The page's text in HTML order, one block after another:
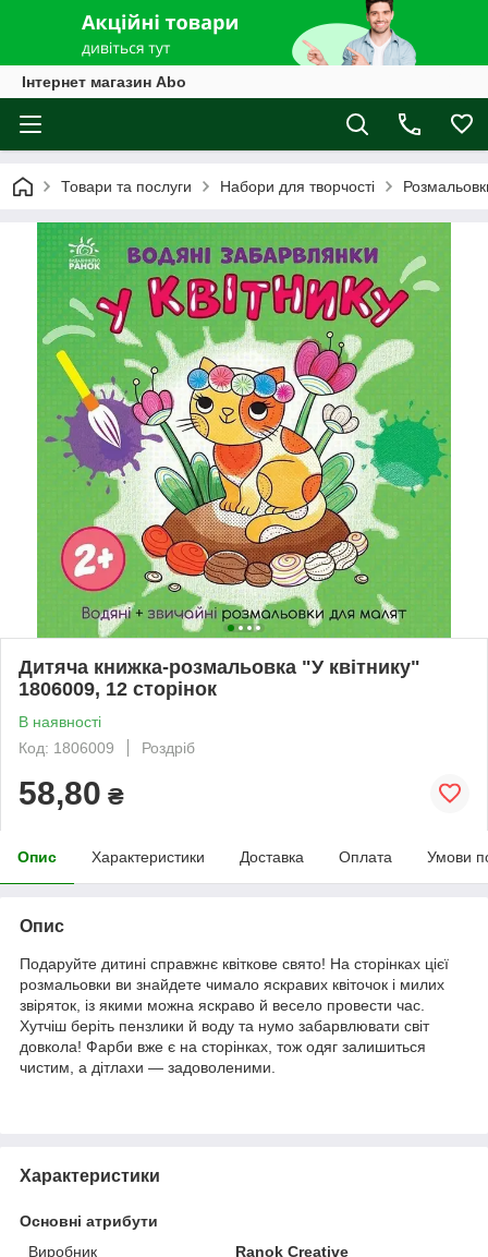
Інтернет магазин Abo
Товари та послуги Набори для творчості
Дитяча книжка-розмальовка "У квітнику"
1806009, 12 сторінок
В наявності
Код: 1806009
Роздріб
58,80 ₴
Опис Характеристики Доставка Оплата Умови
Опис
Подаруйте дитині справжнє квіткове свято! На сторінках цієї
розмальовки ви знайдете чимало яскравих квіточок і милих
звіряток, із якими можна яскраво й весело провести час.
Хутчіш беріть пензлики й воду та нумо забарвлювати світ
довкола! Фарби вже є на сторінках, тож одяг залишиться
чистим, а дітлахи — задоволеними.
Характеристики
Основні атрибути
Виробник
Ranok Creative